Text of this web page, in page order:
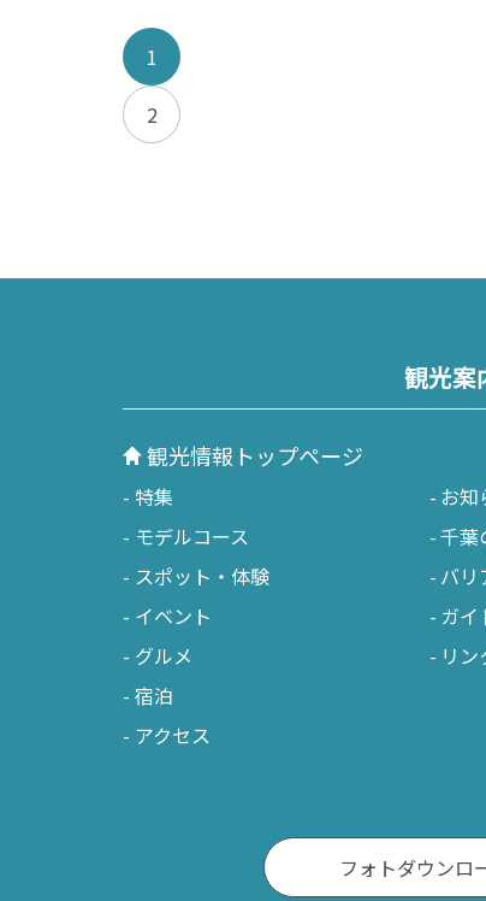
1
2
観光案
観光情報トップページ
特集
モデルコース
スポット・体験
イベント
グルメ
宿泊
アクセス
お知
千葉
バリ
ガ
リン
フォトダウンロ